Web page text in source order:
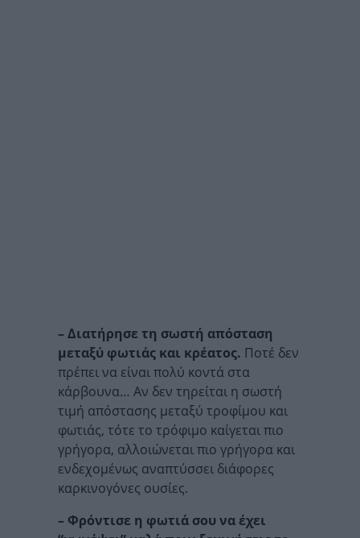
– Διατήρησε τη σωστή απόσταση
μεταξύ φωτιάς και κρέατος. Ποτέ δεν
πρέπει να είναι πολύ κοντά στα
κάρβουνα… Αν δεν τηρείται η σωστή
τιμή απόστασης μεταξύ τροφίμου και
φωτιάς, τότε το τρόφιμο καίγεται πιο
γρήγορα, αλλοιώνεται πιο γρήγορα και
ενδεχομένως αναπτύσσει διάφορες
καρκινογόνες ουσίες.
– Φρόντισε η φωτιά σου να έχει